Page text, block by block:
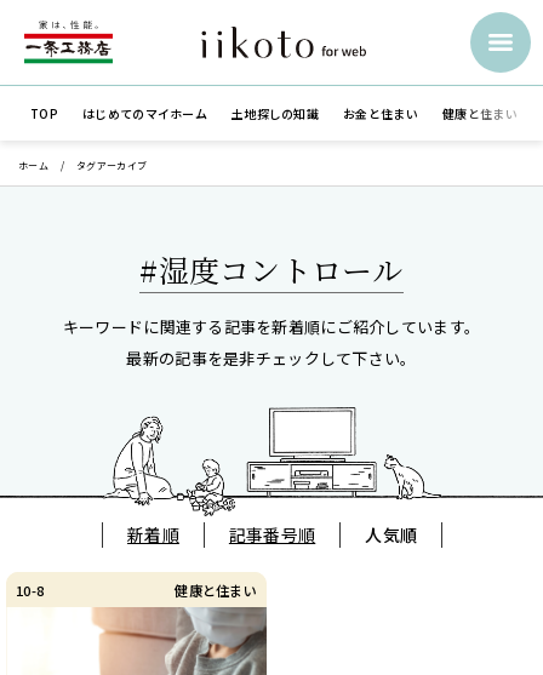
TOP はじめての マイホーム 土地探しの知識 お金と住まい 健康と住まい
ホーム タグアーカイブ
#湿度コントロール
キーワードに関連する記事を新着順にご紹介しています。
最新の記事を是非チェックして下さい。
新着順 記事番号順 人気順
10-8 健康と住まい